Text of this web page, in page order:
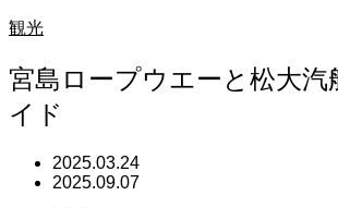
観光
宮島ロープウエーと松大汽
イド
2025.03.24
2025.09.07